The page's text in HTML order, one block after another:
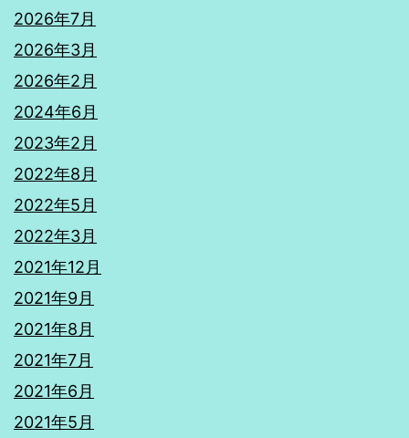
2026年7月
2026年3月
2026年2月
2024年6月
2023年2月
2022年8月
2022年5月
2022年3月
2021年12月
2021年9月
2021年8月
2021年7月
2021年6月
2021年5月